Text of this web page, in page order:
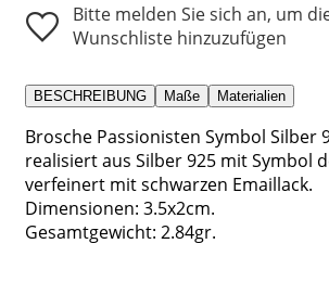
Bitte melden Sie sich an, um
Wunschliste hinzuzufügen
BESCHREIBUNG Maße Materialien
Brosche Passionisten Symbol Silber
realisiert aus Silber 925 mit Symbol
verfeinert mit schwarzen Emaillack.
Dimensionen: 3.5x2cm.
Gesamtgewicht: 2.84gr.